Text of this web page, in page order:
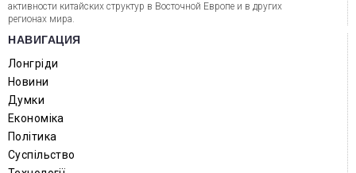
активности китайских структур в Восточной Европе и в других
регионах мира.
НАВИГАЦИЯ
Лонгріди
Новини
Думки
Економіка
Політика
Суспільство